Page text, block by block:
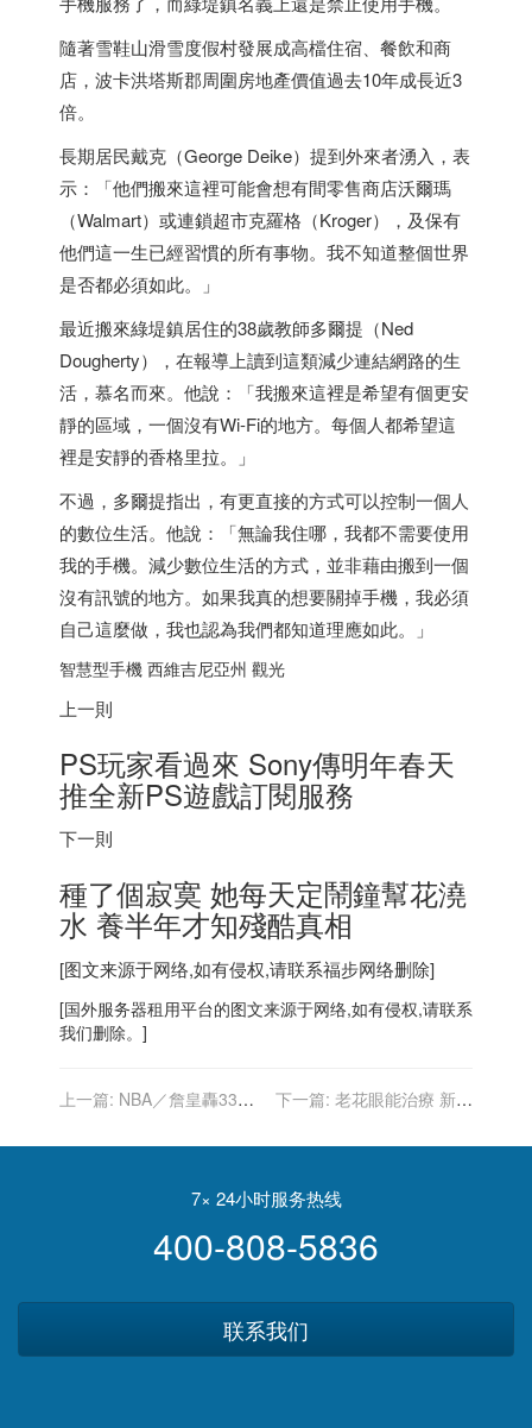
隨著雪鞋山滑雪度假村發展成高檔住宿、餐飲和商
店，波卡洪塔斯郡周圍房地產價值過去10年成長近3
倍。
長期居民戴克（George Deike）提到外來者湧入，表
示：「他們搬來這裡可能會想有間零售商店沃爾瑪
（Walmart）或連鎖超市克羅格（Kroger），及保有
他們這一生已經習慣的所有事物。我不知道整個世界
是否都必須如此。」
最近搬來綠堤鎮居住的38歲教師多爾提（Ned
Dougherty），在報導上讀到這類減少連結網路的生
活，慕名而來。他說：「我搬來這裡是希望有個更安
靜的區域，一個沒有Wi-Fi的地方。每個人都希望這
裡是安靜的香格里拉。」
不過，多爾提指出，有更直接的方式可以控制一個人
的數位生活。他說：「無論我住哪，我都不需要使用
我的手機。減少數位生活的方式，並非藉由搬到一個
沒有訊號的地方。如果我真的想要關掉手機，我必須
自己這麼做，我也認為我們都知道理應如此。」
智慧型手機 西維吉尼亞州 觀光
上一則
PS玩家看過來 Sony傳明年春天
推全新PS遊戲訂閱服務
下一則
種了個寂寞 她每天定鬧鐘幫花澆
水 養半年才知殘酷真相
[图文来源于网络,如有侵权,请联系福步网络删除]
[国外服务器租用平台的图文来源于网络,如有侵权,请联系
我们删除。]
上一篇: NBA／詹皇轟33分
雷霆雪恥
下一篇: 老花眼能治療 新型
美元
7× 24小时服务热线
400-808-5836
联系我们